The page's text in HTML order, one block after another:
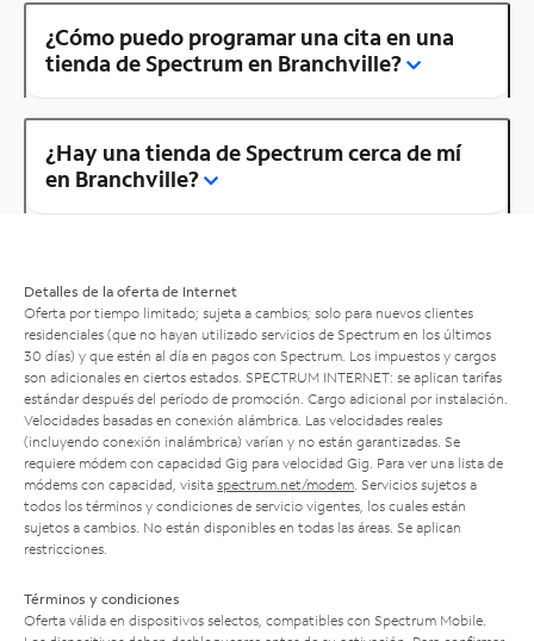
¿Cómo puedo programar una cita en una
tienda de Spectrum en Branchville?
¿Hay una tienda de Spectrum cerca de mí
en Branchville?
Detalles de la oferta de Internet
Oferta por tiempo limitado; sujeta a cambios; solo para nuevos clientes
residenciales (que no hayan utilizado servicios de Spectrum en los últimos
30 días) y que estén al día en pagos con Spectrum. Los impuestos y cargos
son adicionales en ciertos estados. SPECTRUM INTERNET: se aplican tarifas
estándar después del período de promoción. Cargo adicional por instalación.
Velocidades basadas en conexión alámbrica. Las velocidades reales
(incluyendo conexión inalámbrica) varían y no están garantizadas. Se
requiere módem con capacidad Gig para velocidad Gig. Para ver una lista de
módems con capacidad, visita spectrum.net/modem . Servicios sujetos a
todos los términos y condiciones de servicio vigentes, los cuales están
sujetos a cambios. No están disponibles en todas las áreas. Se aplican
restricciones.
Términos y condiciones
Oferta válida en dispositivos selectos, compatibles con Spectrum Mobile.